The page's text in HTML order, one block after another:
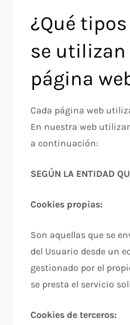
¿Qué
se utilizan
página
Cada página web
En nuestra web
a continuación:
SEGÚN LA ENTIDAD
Cookies propias:
Son aquellas que se
del Usuario desde un
gestionado por el
se presta el servicio
Cookies de terceros: